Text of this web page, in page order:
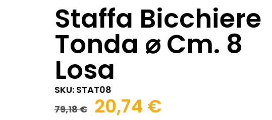
Staffa Bicchiere
Tonda ⌀ Cm. 8
Losa
SKU: STAT08
79,18€ 20,74 €